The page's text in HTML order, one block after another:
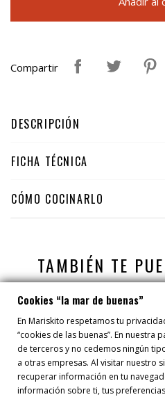
Compartir
DESCRIPCIÓN
FICHA TÉCNICA
CÓMO COCINARLO
TAMBIÉN TE
Cookies “la mar de buenas”
En Mariskito respetamos tu
“cookies de las buenas”. En
de terceros y no cedemos ningún
a otras empresas. Al visitar nuestro
recuperar información en tu
información sobre ti, tus